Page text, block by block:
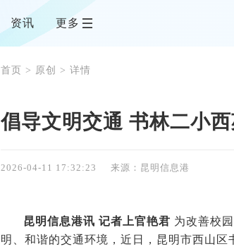
资讯 更多
首页 > 原创 > 详情
倡导文明交通 书林二小
2026-04-11 17:32:23 来源：昆明信息港
昆明信息港讯 记者上官艳君 为改善校
明、和谐的交通环境，近日，昆明市西山